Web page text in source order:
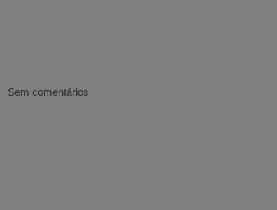
Sem comentários